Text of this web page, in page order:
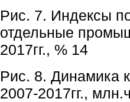
Рис. 7. Индексы
отдельные
2017гг., % 14
Рис. 8. Динамика
2007-2017гг.,